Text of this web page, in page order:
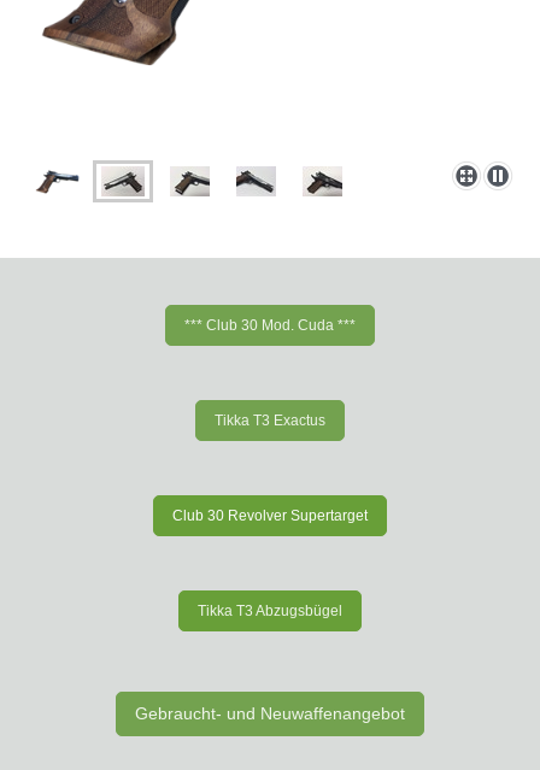
*** Club 30 Mod. Cuda ***
Tikka T3 Exactus
Club 30 Revolver Supertarget
Tikka T3 Abzugsbügel
Gebraucht- und Neuwaffenangebot